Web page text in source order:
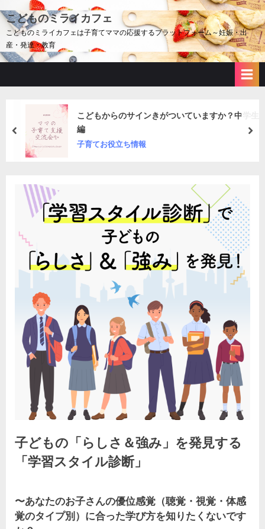
to
content
こどものミライカフェ
こどものミライカフェは子育てママの応援するプラットフォーム～妊娠・出
産・発達・教育
こどもからのサインきがついていますか？中学生
編
子育てお役立ち情報
prev
子どもの「らしさ＆強み」を発見する
「学習スタイル診断」
on
ど
も
の
〜あなたのお子さんの優位感覚（聴覚・視覚・体感
覚のタイプ別）に合った学び方を知りたくないです